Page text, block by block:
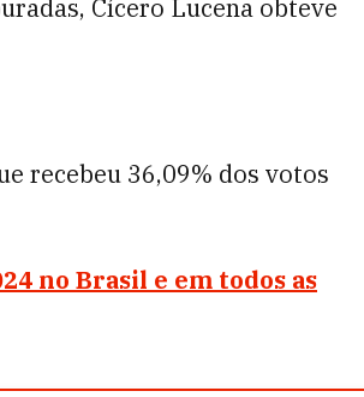
Cícero Lucena obteve
recebeu 36,09% dos votos
no Brasil e em todos as